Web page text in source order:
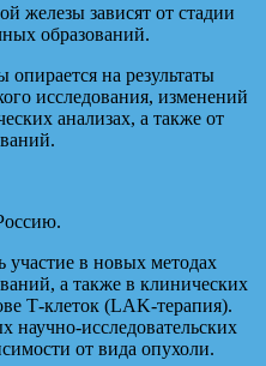
железы зависят от стадии
образований.
на результаты
исследования, изменений
анализах, а также от
в новых методах
а также в клинических
Т-клеток (LAK-терапия).
научно-исследовательских
от вида опухоли.